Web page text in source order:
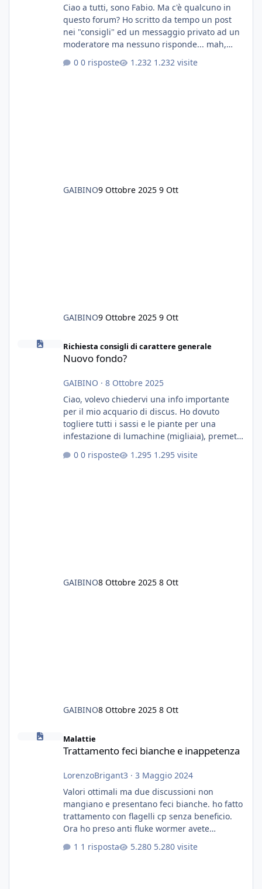
Ciao a tutti, sono Fabio. Ma c'è qualcuno in
questo forum? Ho scritto da tempo un post
nei "consigli" ed un messaggio privato ad un
moderatore ma nessuno risponde... mah,
0 risposte 1.232 visite
GAIBINO9 Ottobre 2025 9 Ott
GAIBINO9 Ottobre 2025 9 Ott
Nuovo fondo?
Richiesta consigli di carattere generale
Nuovo fondo?
GAIBINO · 8 Ottobre 2025
Ciao, volevo chiedervi una info importante
per il mio acquario di discus. Ho dovuto
togliere tutti i sassi e le piante per una
infestazione di lumachine (migliaia), premetto
cardinali, e tre pulitori in una vasca con 200
0 risposte 1.295 visite
GAIBINO8 Ottobre 2025 8 Ott
GAIBINO8 Ottobre 2025 8 Ott
Malattie
Trattamento feci bianche e inappetenza
LorenzoBrigant3 · 3 Maggio 2024
Valori ottimali ma due discussioni non
mangiano e presentano feci bianche. ho fatto
trattamento con flagelli cp senza beneficio.
Ora ho preso anti fluke wormer avete
sostanza
1 risposta 5.280 visite